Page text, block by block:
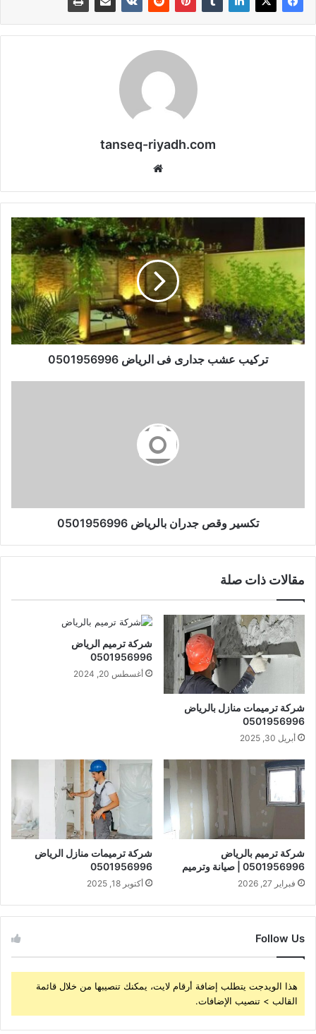
tanseq-riyadh.com
تركيب عشب جدارى فى الرياض 0501956996
تكسير وقص جدران بالرياض 0501956996
مقالات ذات صلة
شركة ترميمات منازل بالرياض
0501956996
أبريل 30, 2025
شركة ترميم الرياض
0501956996
أغسطس 20, 2024
شركة ترميم بالرياض
0501956996 | صيانة وترميم
فبراير 27, 2026
شركة ترميمات منازل الرياض
0501956996
أكتوبر 18, 2025
Follow Us
هذا الويدجت يتطلب إضافة أرقام لايت، يمكنك تنصيبها من خلال قائمة
القالب > تنصيب الإضافات.